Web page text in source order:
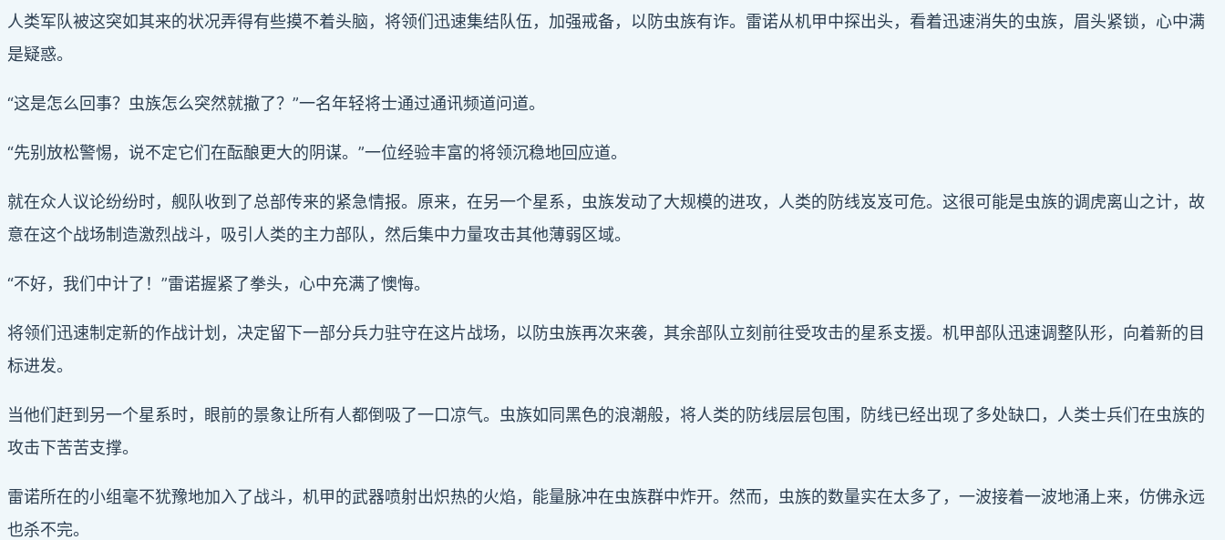
人类军队被这突如其来的状况弄得有些摸不着头脑，将领们迅速集结队伍，加强戒备，以防虫族有诈。雷诺从机甲中探出头，看着迅速消失的虫族，眉头紧锁，心中满
是疑惑。
“这是怎么回事？虫族怎么突然就撤了？”一名年轻将士通过通讯频道问道。
“先别放松警惕，说不定它们在酝酿更大的阴谋。”一位经验丰富的将领沉稳地回应道。
就在众人议论纷纷时，舰队收到了总部传来的紧急情报。原来，在另一个星系，虫族发动了大规模的进攻，人类的防线岌岌可危。这很可能是虫族的调虎离山之计，故
意在这个战场制造激烈战斗，吸引人类的主力部队，然后集中力量攻击其他薄弱区域。
“不好，我们中计了！”雷诺握紧了拳头，心中充满了懊悔。
将领们迅速制定新的作战计划，决定留下一部分兵力驻守在这片战场，以防虫族再次来袭，其余部队立刻前往受攻击的星系支援。机甲部队迅速调整队形，向着新的目
标进发。
当他们赶到另一个星系时，眼前的景象让所有人都倒吸了一口凉气。虫族如同黑色的浪潮般，将人类的防线层层包围，防线已经出现了多处缺口，人类士兵们在虫族的
攻击下苦苦支撑。
雷诺所在的小组毫不犹豫地加入了战斗，机甲的武器喷射出炽热的火焰，能量脉冲在虫族群中炸开。然而，虫族的数量实在太多了，一波接着一波地涌上来，仿佛永远
也杀不完。